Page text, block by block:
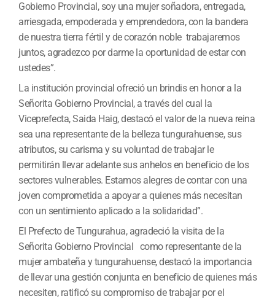
Gobierno Provincial, soy una mujer soñadora, entregada,
arriesgada, empoderada y emprendedora, con la bandera
de nuestra tierra fértil y de corazón noble trabajaremos
juntos, agradezco por darme la oportunidad de estar con
ustedes”.
La institución provincial ofreció un brindis en honor a la
Señorita Gobierno Provincial, a través del cual la
Viceprefecta, Saida Haig, destacó el valor de la nueva reina
sea una representante de la belleza tungurahuense, sus
atributos, su carisma y su voluntad de trabajar le
permitirán llevar adelante sus anhelos en beneficio de los
sectores vulnerables. Estamos alegres de contar con una
joven comprometida a apoyar a quienes más necesitan
con un sentimiento aplicado a la solidaridad”.
El Prefecto de Tungurahua, agradeció la visita de la
Señorita Gobierno Provincial como representante de la
mujer ambateña y tungurahuense, destacó la importancia
de llevar una gestión conjunta en beneficio de quienes más
necesiten, ratificó su compromiso de trabajar por el